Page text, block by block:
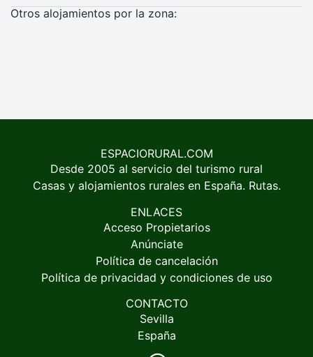
Otros alojamientos por la zona:
ESPACIORURAL.COM
Desde 2005 al servicio del turismo rural
Casas y alojamientos rurales en España. Rutas.
ENLACES
Acceso Propietarios
Anúnciate
Política de cancelación
Política de privacidad y condiciones de uso
CONTACTO
Sevilla
España